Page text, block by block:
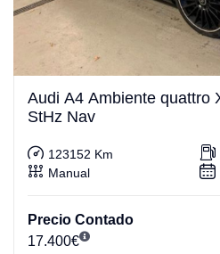
Audi A4 Ambiente quattro
StHz Nav
123152 Km
Manual
Precio Contado
17.400€